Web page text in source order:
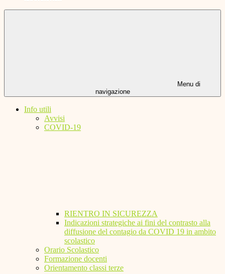
Menu di
navigazione
Info utili
Avvisi
COVID-19
RIENTRO IN SICUREZZA
Indicazioni strategiche ai fini del contrasto alla
diffusione del contagio da COVID 19 in ambito
scolastico
Orario Scolastico
Formazione docenti
Orientamento classi terze